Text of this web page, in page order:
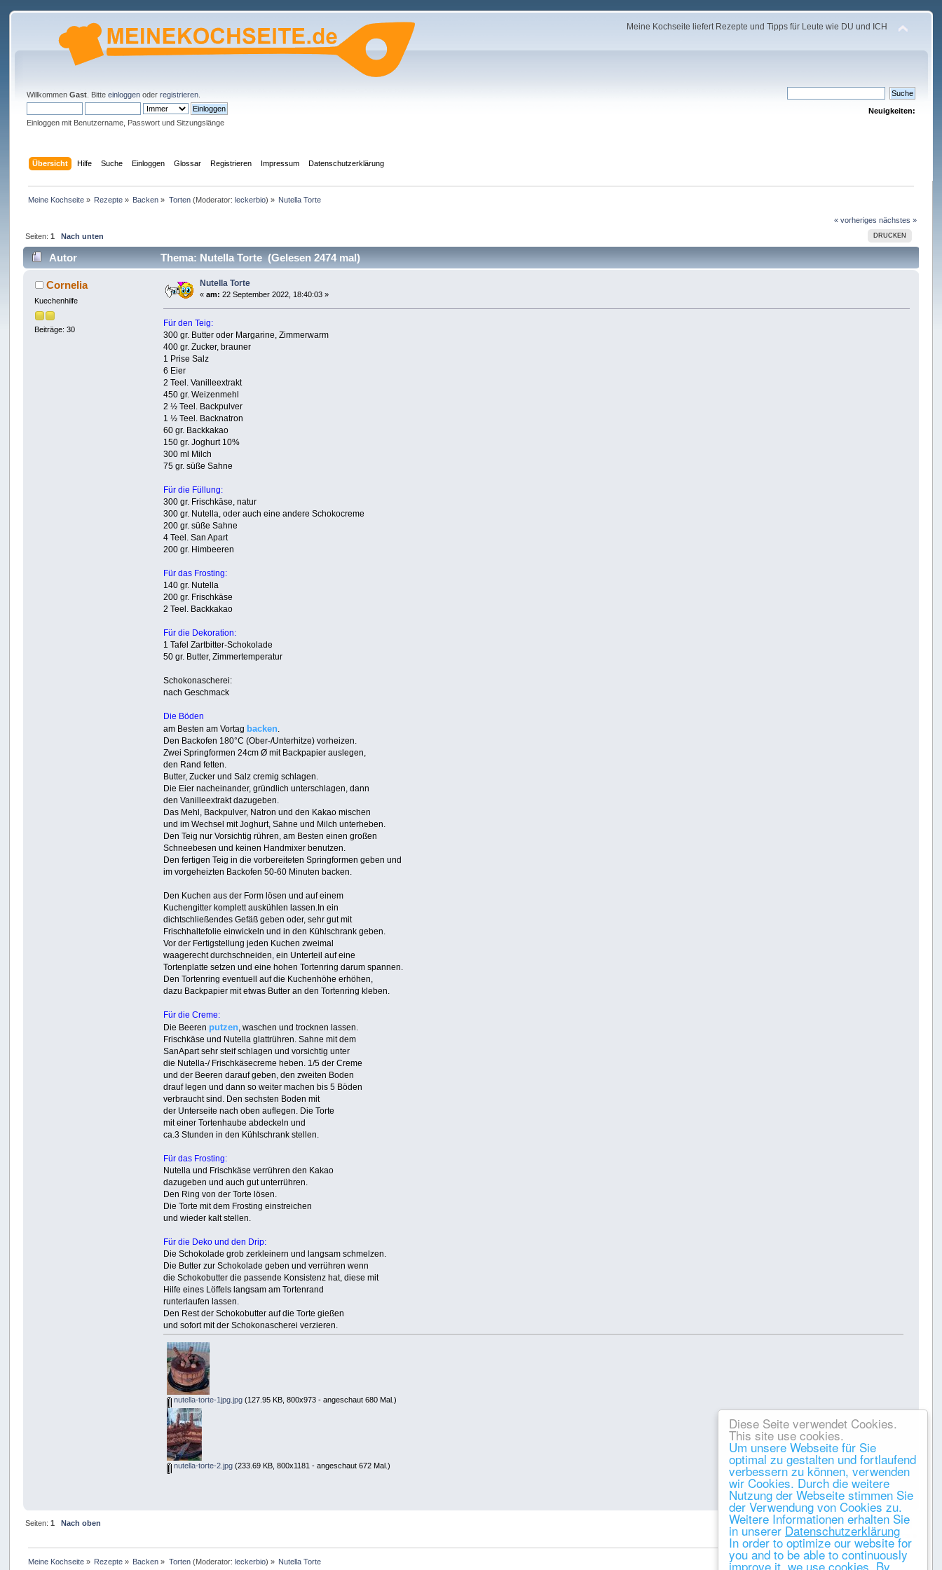
Diese Seite verwendet Cookies.
This site use cookies.
Um unsere Webseite für Sie
optimal zu gestalten und fortlaufend
verbessern zu können, verwenden
wir Cookies. Durch die weitere
Nutzung der Webseite stimmen Sie
der Verwendung von Cookies zu.
Weitere Informationen erhalten Sie
in unserer Datenschutzerklärung
In order to optimize our website for
you and to be able to continuously
improve it, we use cookies. By
Meine Kochseite liefert Rezepte und Tipps für Leute wie DU und ICH
WillkommenGast . Bitteeinloggen oderregistrieren
Einloggen mit Benutzername, Passwort und Sitzungslänge
Neuigkeiten:
Übersicht Hilfe Suche Einloggen Glossar Registrieren Impressum Datenschutzerklärung
Meine Kochseite» Rezepte » Backen » Torten(Moderator: leckerbio) » Nutella Torte
« vorheriges nächstes »
DRUCKEN
Seiten: 1 Nach unten
Autor Thema: Nutella Torte (Gelesen 2474 mal)
Cornelia
Kuechenhilfe
Beiträge: 30
Nutella Torte
«am: 22 September 2022, 18:40:03 »
Für den Teig:
300 gr. Butter oder Margarine, Zimmerwarm
400 gr. Zucker, brauner
1 Prise Salz
6 Eier
2 Teel. Vanilleextrakt
450 gr. Weizenmehl
2 ½ Teel. Backpulver
1 ½ Teel. Backnatron
60 gr. Backkakao
150 gr. Joghurt 10%
300 ml Milch
75 gr. süße Sahne
Für die Füllung:
300 gr. Frischkäse, natur
300 gr. Nutella, oder auch eine andere Schokocreme
200 gr. süße Sahne
4 Teel. San Apart
200 gr. Himbeeren
Für das Frosting:
140 gr. Nutella
200 gr. Frischkäse
2 Teel. Backkakao
Für die Dekoration:
1 Tafel Zartbitter-Schokolade
50 gr. Butter, Zimmertemperatur
Schokonascherei:
nach Geschmack
Die Böden
am Besten am Vortag backen.
Den Backofen 180°C (Ober-/Unterhitze) vorheizen.
Zwei Springformen 24cm Ø mit Backpapier auslegen,
den Rand fetten.
Butter, Zucker und Salz cremig schlagen.
Die Eier nacheinander, gründlich unterschlagen, dann
den Vanilleextrakt dazugeben.
Das Mehl, Backpulver, Natron und den Kakao mischen
und im Wechsel mit Joghurt, Sahne und Milch unterheben.
Den Teig nur Vorsichtig rühren, am Besten einen großen
Schneebesen und keinen Handmixer benutzen.
Den fertigen Teig in die vorbereiteten Springformen geben und
im vorgeheizten Backofen 50-60 Minuten backen.
Den Kuchen aus der Form lösen und auf einem
Kuchengitter komplett auskühlen lassen.In ein
dichtschließendes Gefäß geben oder, sehr gut mit
Frischhaltefolie einwickeln und in den Kühlschrank geben.
Vor der Fertigstellung jeden Kuchen zweimal
waagerecht durchschneiden, ein Unterteil auf eine
Tortenplatte setzen und eine hohen Tortenring darum spannen.
Den Tortenring eventuell auf die Kuchenhöhe erhöhen,
dazu Backpapier mit etwas Butter an den Tortenring kleben.
Für die Creme:
Die Beeren putzen, waschen und trocknen lassen.
Frischkäse und Nutella glattrühren. Sahne mit dem
SanApart sehr steif schlagen und vorsichtig unter
die Nutella-/ Frischkäsecreme heben. 1/5 der Creme
und der Beeren darauf geben, den zweiten Boden
drauf legen und dann so weiter machen bis 5 Böden
verbraucht sind. Den sechsten Boden mit
der Unterseite nach oben auflegen. Die Torte
mit einer Tortenhaube abdeckeln und
ca.3 Stunden in den Kühlschrank stellen.
Für das Frosting:
Nutella und Frischkäse verrühren den Kakao
dazugeben und auch gut unterrühren.
Den Ring von der Torte lösen.
Die Torte mit dem Frosting einstreichen
und wieder kalt stellen.
Für die Deko und den Drip:
Die Schokolade grob zerkleinern und langsam schmelzen.
Die Butter zur Schokolade geben und verrühren wenn
die Schokobutter die passende Konsistenz hat, diese mit
Hilfe eines Löffels langsam am Tortenrand
runterlaufen lassen.
Den Rest der Schokobutter auf die Torte gießen
und sofort mit der Schokonascherei verzieren.
nutella-torte-1jpg.jpg (127.95 KB, 800x973 - angeschaut 680 Mal.)
nutella-torte-2.jpg (233.69 KB, 800x1181 - angeschaut 672 Mal.)
Gespeichert
DRUCKEN
Seiten: 1
Nach oben
« vorheriges nächstes »
Meine Kochseite» Rezepte » Backen » Torten(Moderator: leckerbio) » Nutella Torte